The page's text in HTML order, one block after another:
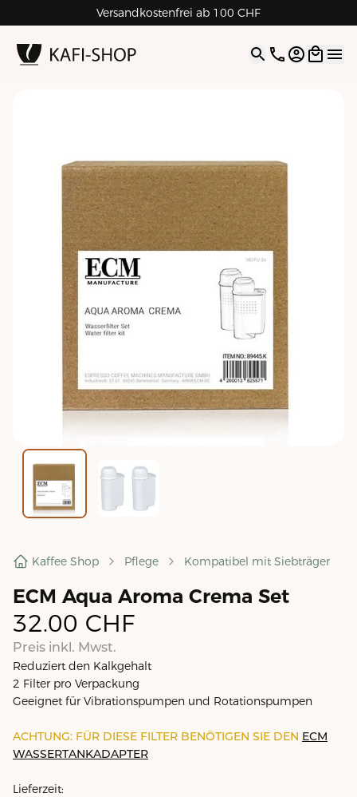
Versandkostenfrei ab 100 CHF
4.9| 5.0 Google
Open
Kaffee Shop Pflege Kompatibel mit Siebträger
ECM Aqua Aroma Crema Set
32.00 CHF
Preis inkl. Mwst.
Reduziert den Kalkgehalt
2 Filter pro Verpackung
Geeignet für Vibrationspumpen und Rotationspumpen
ACHTUNG: FÜR DIESE FILTER BENÖTIGEN SIE DEN ECM
WASSERTANKADAPTER
Lieferzeit: